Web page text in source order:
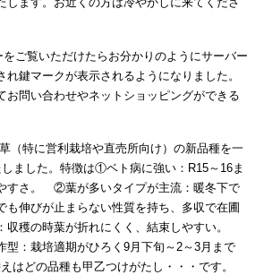
ご覧いただけたらお分かりのようにサーバー
れ鍵マークが表示されるようになりました。
お問い合わせやネットショッピングができる
（特に営利栽培や直売所向け）の新品種を一
ました。特徴は①ベト病に強い：R15～16ま
すさ。 ②葉が多いタイプが主流：暖冬下で
も伸びが止まらない性質を持ち、多収で在圃
穫の時葉が折れにくく、結束しやすい。
：栽培適期がひろく9月下旬～2～3月まで
はどの品種も甲乙つけがたし・・・です。